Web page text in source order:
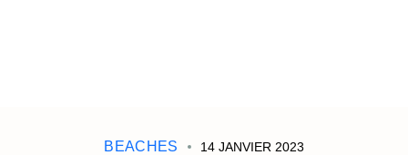
BEACHES 14 JANVIER 2023